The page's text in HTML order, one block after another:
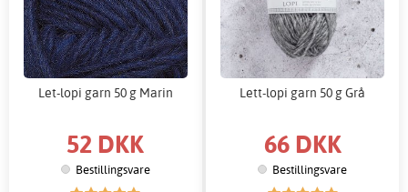
Let-lopi garn 50 g Marin
52 DKK
Bestillingsvare
Lett-lopi garn 50 g Grå
66 DKK
Bestillingsvare